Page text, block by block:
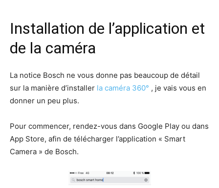
Installation de l’application et
de la caméra
La notice Bosch ne vous donne pas beaucoup de détail
sur la manière d’installer la caméra 360° , je vais vous en
donner un peu plus.
Pour commencer, rendez-vous dans Google Play ou dans
App Store, afin de télécharger l’application « Smart
Camera » de Bosch.